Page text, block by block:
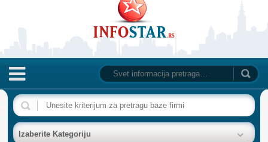
NASLOVNA
BAZA FIRMI
Izaberite Kategoriju